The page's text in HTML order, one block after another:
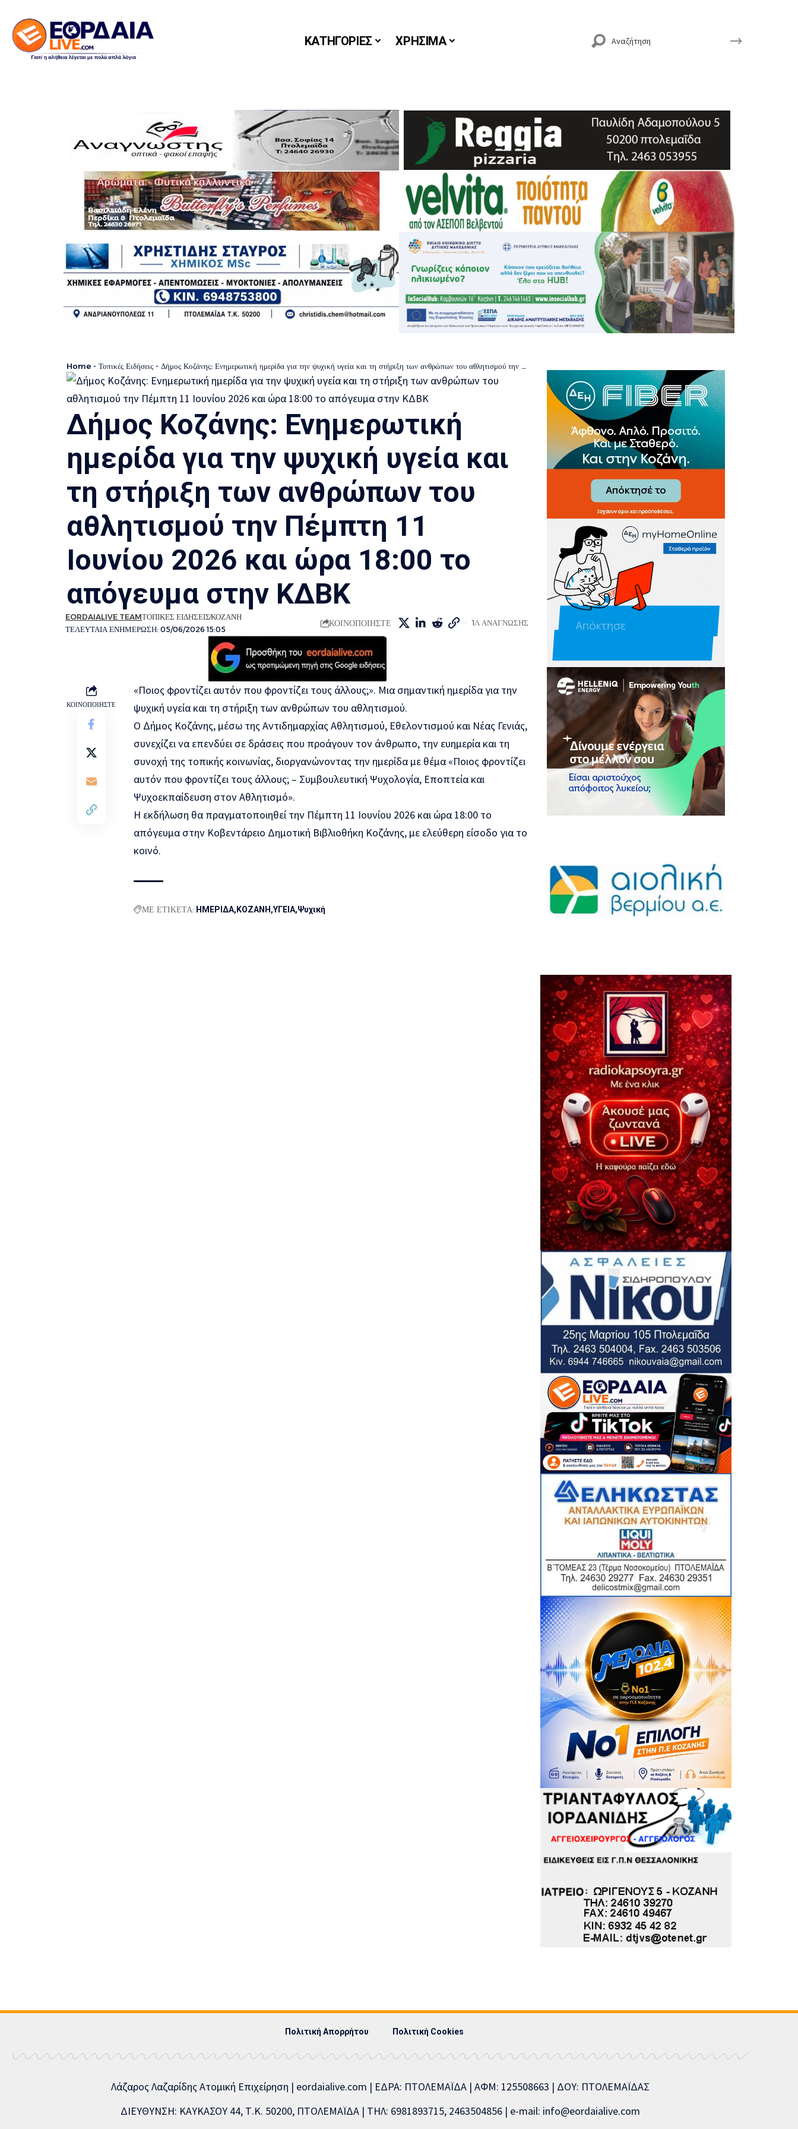
ΚΑΤΗΓΟΡΙΕΣ ΧΡΗΣΙΜΑ
Home - Τοπικές Ειδήσεις - Δήμος Κοζάνης: Ενημερωτική ημερίδα για την ψυχική υγεία και τη στήριξη των ανθρώπων του αθλητισμού την Πέμπτη 11 Ιουνίου 2026 και ώρα 18:00 το απόγευμα στην ΚΔΒΚ
Δήμος Κοζάνης: Ενημερωτική
ημερίδα για την ψυχική υγεία και
τη στήριξη των ανθρώπων του
αθλητισμού την Πέμπτη 11
Ιουνίου 2026 και ώρα 18:00 το
απόγευμα στην ΚΔΒΚ
ΤΕΛΕΥΤΑΙΑ ΕΝΗΜΕΡΩΣΗ: 05/06/2026 15:05
EORDAIALIVE TEAMΤΟΠΙΚΕΣ ΕΙΔΗΣΕΙΣΚΟΖΑΝΗ
ΚΟΙΝΟΠΟΙΗΣΤΕ 1Λ ΑΝΑΓΝΩΣΗΣ
ΚΟΙΝΟΠΟΙΗΣΤΕ
«Ποιος φροντίζει αυτόν που φροντίζει τους άλλους;». Μια σημαντική ημερίδα για την
ψυχική υγεία και τη στήριξη των ανθρώπων του αθλητισμού.
Ο Δήμος Κοζάνης, μέσω της Αντιδημαρχίας Αθλητισμού, Εθελοντισμού και Νέας Γενιάς,
συνεχίζει να επενδύει σε δράσεις που προάγουν τον άνθρωπο, την ευημερία και τη
συνοχή της τοπικής κοινωνίας, διοργανώνοντας την ημερίδα με θέμα «Ποιος φροντίζει
αυτόν που φροντίζει τους άλλους; – Συμβουλευτική Ψυχολογία, Εποπτεία και
Ψυχοεκπαίδευση στον Αθλητισμό».
Η εκδήλωση θα πραγματοποιηθεί την Πέμπτη 11 Ιουνίου 2026 και ώρα 18:00 το
απόγευμα στην Κοβεντάρειο Δημοτική Βιβλιοθήκη Κοζάνης, με ελεύθερη είσοδο για το
κοινό.
ΜΕ ΕΤΙΚΕΤΑ: ΗΜΕΡΙΔΑ ΚΟΖΑΝΗ ΥΓΕΙΑ Ψυχική
Πολιτική Απορρήτου Πολιτική Cookies
Λάζαρος Λαζαρίδης Ατομική Επιχείρηση | eordaialive.com | ΕΔΡΑ: ΠΤΟΛΕΜΑΪΔΑ | ΑΦΜ: 125508663 | ΔΟΥ: ΠΤΟΛΕΜΑΪΔΑΣ
ΔΙΕΥΘΥΝΣΗ: ΚΑΥΚΑΣΟΥ 44, Τ.Κ. 50200, ΠΤΟΛΕΜΑΪΔΑ | ΤΗΛ: 6981893715, 2463504856 | e-mail: info@eordaialive.com